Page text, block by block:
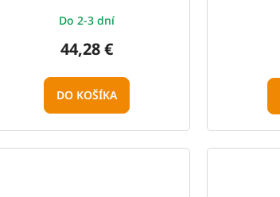
Do 2-3 dní
44,28 €
DO KOŠÍKA